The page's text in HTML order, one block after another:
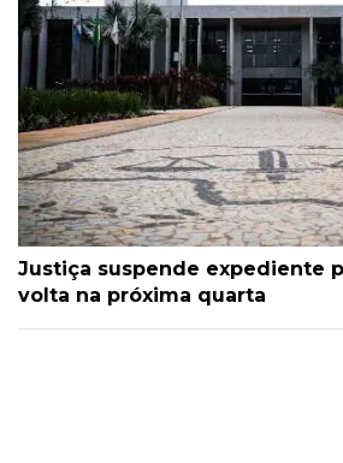
Justiça suspende expediente
volta na próxima quarta